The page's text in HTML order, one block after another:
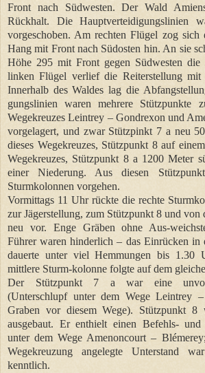
Front nach Südwesten. Der Wald
Rückhalt. Die Hauptverteidigungslinien
vorgeschoben. Am rechten Flügel zog sich
Hang mit Front nach Südosten hin. An sie
Höhe 295 mit Front gegen Südwesten die
linken Flügel verlief die Reiterstellung mit
Innerhalb des Waldes lag die
gungslinien waren mehrere Stützpunkte
Wegekreuzes Leintrey – Gondrexon und
vorgelagert, und zwar Stützpinkt 7 a neu
dieses Wegekreuzes, Stützpunkt 8 auf
Wegekreuzes, Stützpunkt 8 a 1200 Meter
einer Niederung. Aus diesen
Sturmkolonnen vorgehen.
Vormittags 11 Uhr rückte die rechte
zur Jägerstellung, zum Stützpunkt 8 und von
neu vor. Enge Gräben ohne Aus-
Führer waren hinderlich – das Einrücken in
dauerte unter viel Hemmungen bis 1.30
mittlere Sturm-kolonne folgte auf dem
Der Stützpunkt 7 a war eine
(Unterschlupf unter dem Wege Leintrey
Graben vor diesem Wege). Stützpunkt 8
ausgebaut. Er enthielt einen Befehls- und
unter dem Wege Amenoncourt –
Wegekreuzung angelegte Unterstand
kenntlich.